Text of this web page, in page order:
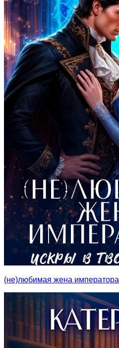
(не)любимая жена императора